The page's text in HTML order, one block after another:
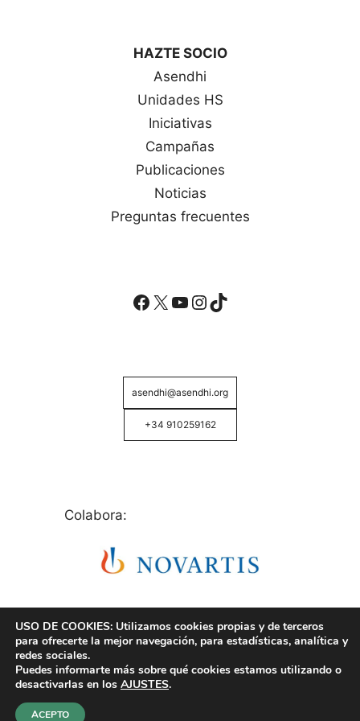
HAZTE SOCIO
Asendhi
Unidades HS
Iniciativas
Campañas
Publicaciones
Noticias
Preguntas frecuentes
Facebook
X YouTube
Instagram
TikTok
asendhi@asendhi.org
+34 910259162
Colabora:
© Copyright 2026 ASENDHI - Asociación de Enfermos
USO DE COOKIES: Utilizamos cookies propias y de terceros
para ofrecerte la mejor navegación, para estadísticas, analítica y
redes sociales.
Puedes informarte más sobre qué cookies estamos utilizando o
desactivarlas en los AJUSTES.
ACEPTO